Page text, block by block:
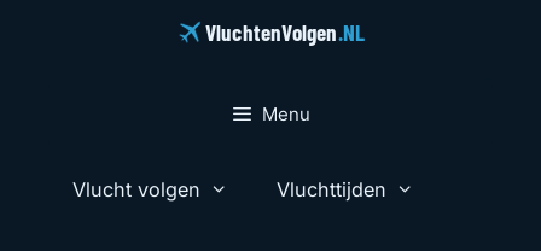
VluchtenVolgen.NL
Menu
Vlucht volgen Vluchttijden